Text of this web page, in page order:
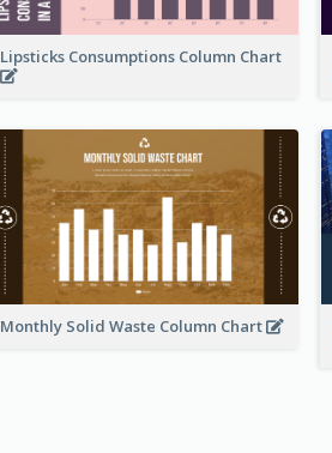
Lipsticks Consumptions Column Chart
Monthly Solid Waste Column Chart